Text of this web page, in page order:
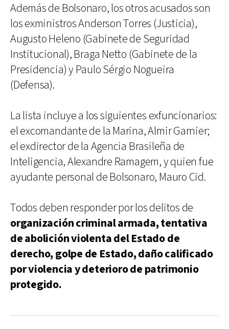
Además de Bolsonaro, los otros acusados ​​son
los exministros Anderson Torres (Justicia),
Augusto Heleno (Gabinete de Seguridad
Institucional), Braga Netto (Gabinete de la
Presidencia) y Paulo Sérgio Nogueira
(Defensa).
La lista ​​incluye a los siguientes exfuncionarios:
el excomandante de la Marina, Almir Garnier;
el exdirector de la Agencia Brasileña de
Inteligencia, Alexandre Ramagem, y quien fue
ayudante personal de Bolsonaro, Mauro Cid.
Todos deben responder por los delitos de
organización criminal armada, tentativa
de abolición violenta del Estado de
derecho, golpe de Estado, daño calificado
por violencia y deterioro de patrimonio
protegido.